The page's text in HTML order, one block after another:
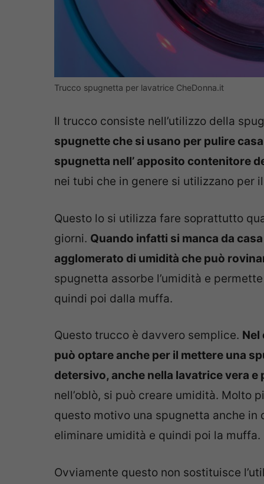
Trucco spugnetta per lavatrice CheDonna.it
Il trucco consiste nell’utilizzo della
spugnette che si usano per pulire
spugnetta nell’ apposito contenitore
nei tubi che in genere si utilizzano per
Questo lo si utilizza fare soprattutto
giorni. Quando infatti si manca da
agglomerato di umidità che può
spugnetta assorbe l’umidità e
quindi poi dalla muffa.
Questo trucco è davvero semplice. Nel
può optare anche per il mettere una
detersivo, anche nella lavatrice vera e
nell’oblò, si può creare umidità. Molto
questo motivo una spugnetta anche
eliminare umidità e quindi poi la muffa.
Ovviamente questo non sostituisce